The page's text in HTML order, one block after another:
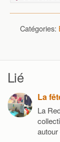
Catégories:
Lié
La
La